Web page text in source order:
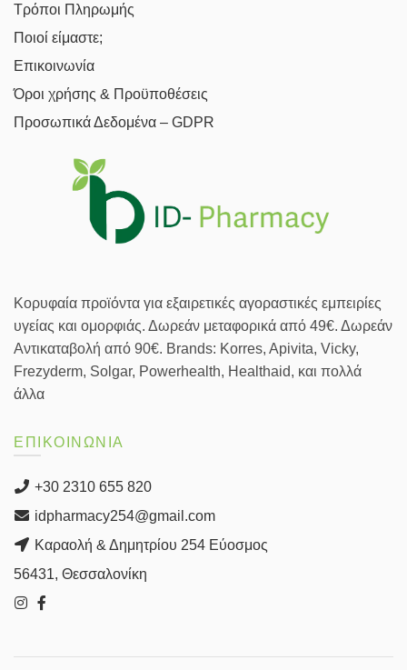
Τρόποι Πληρωμής
Ποιοί είμαστε;
Επικοινωνία
Όροι χρήσης & Προϋποθέσεις
Προσωπικά Δεδομένα – GDPR
Κορυφαία προϊόντα για εξαιρετικές αγοραστικές εμπειρίες
υγείας και ομορφιάς. Δωρεάν μεταφορικά από 49€. Δωρεάν
Αντικαταβολή από 90€. Brands: Korres, Apivita, Vicky,
Frezyderm, Solgar, Powerhealth, Healthaid, και πολλά
άλλα
ΕΠΙΚΟΙΝΩΝΙΑ
+30 2310 655 820
idpharmacy254@gmail.com
Καραολή & Δημητρίου 254 Εύοσμος
56431, Θεσσαλονίκη